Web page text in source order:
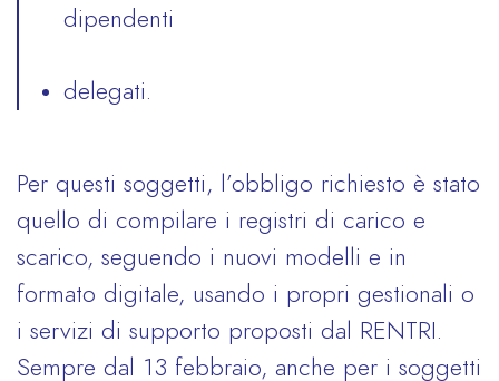
dipendenti
delegati.
Per questi soggetti, l’obbligo richiesto è stato
quello di compilare i registri di carico e
scarico, seguendo i nuovi modelli e in
formato digitale, usando i propri gestionali o
i servizi di supporto proposti dal RENTRI.
Sempre dal 13 febbraio, anche per i soggetti